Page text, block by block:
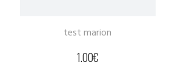
test marion
1.00€